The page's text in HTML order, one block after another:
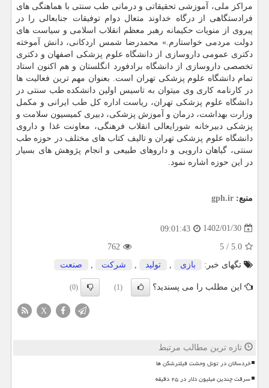
مراکز ملی، آموزشی تحقیقاتی و درمانی طب سنتی با هماهنگی های
فرادستگاهی از درگاه خداوند متعال دوام توفیقات جنابعالی را در
پیروی از منویات حکیمانه رهبر معظم انقلاب اسلامی و سیاست های
دولت مردمی خواستارم.» محمدرضا شمس اردکانی، دانش آموخته
دکتری عمومی داروسازی از دانشگاه علوم پزشکی اصفهان و دکتری
تخصصی داروسازی از دانشگاه برادفورد انگلستان و هم اکنون استاد
تمام دانشگاه علوم پزشکی تهران است. بعنوان مهم ترین فعالیت ها
در کارنامه کاری وی میتوان به تاسیس اولین دانشکده طب سنتی در
دانشگاه علوم پزشکی تهران، ریاست اداره کل طب ایرانی و مکمل
وزارت بهداشت، درمان و آموزش پزشکی، دبیری کمیسیون سلامت و
پزشکی دبیرخانه شورایعالی انقلاب فرهنگی، معاونت غذا و داروی
دانشگاه علوم پزشکی تهران و تالیف کتاب های مختلف در حوزه طب
سنتی، گیاهان دارویی و داروهای طبیعی و انجام پژوهش های بسیار
در این حوزه اشاره نمود.
منبع: gph.ir
1402/01/30
09:01:43
5.0
/
5
762
تگهای خبر:
بازی , تولید , شركت , صنعت
این مطلب را می پسندید؟ (1)
(0)
X
تازه ترین مطالب مرتبط
خردسالان در تونل وحشت فیلترشکن ها
سرقت چندین میلیون دلار در ۲۵ دقیقه